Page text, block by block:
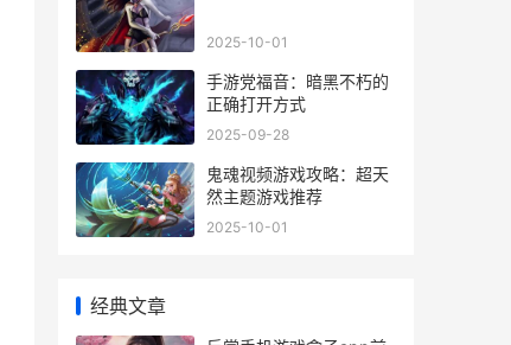
2025-10-01
手游党福音：暗黑不朽的
正确打开方式
2025-09-28
鬼魂视频游戏攻略：超天
然主题游戏推荐
2025-10-01
经典文章